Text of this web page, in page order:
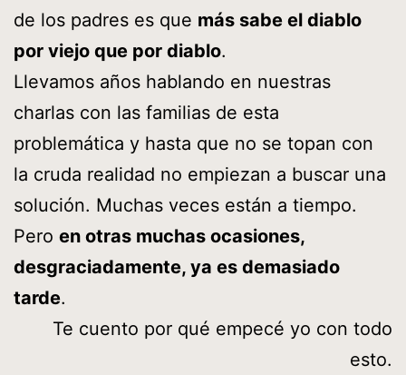
de los padres es que más sabe el diablo
por viejo que por diablo.
Llevamos años hablando en nuestras
charlas con las familias de esta
problemática y hasta que no se topan con
la cruda realidad no empiezan a buscar una
solución. Muchas veces están a tiempo.
Pero en otras muchas ocasiones,
desgraciadamente, ya es demasiado
tarde.
Te cuento por qué empecé yo con todo
esto.